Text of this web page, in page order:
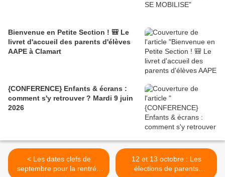
Bienvenue en Petite Section ! 🎒 Le
livret d'accueil des parents d'élèves
AAPE à Clamart
{CONFERENCE} Enfants & écrans :
comment s'y retrouver ? Mardi 9 juin
2026
< Les dates clefs de
septembre pour la rentrée
12 et 13 octobre : Les
élections de parents